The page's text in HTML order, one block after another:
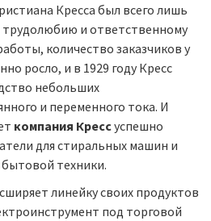
Кресса был всего лишь
трудолюбию и ответственному
количество заказчиков у
росло, и в 1929 году Кресс
небольших
и переменного тока. И
компания Крессуспешно
для стиральных машин и
техники.
линейку своих продуктов
под торговой